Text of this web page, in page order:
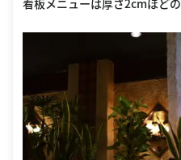
看板メニューは厚さ2cmほど